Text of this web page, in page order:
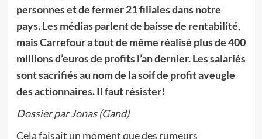
personnes et de fermer 21 filiales dans notre
pays. Les médias parlent de baisse de rentabilité,
mais Carrefour a tout de même réalisé plus de 400
millions d’euros de profits l’an dernier. Les salariés
sont sacrifiés au nom de la soif de profit aveugle
des actionnaires. Il faut résister!
Dossier par Jonas (Gand)
Cela faisait un moment que des rumeurs